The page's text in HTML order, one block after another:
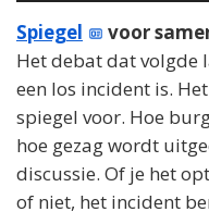
Spiegel
voor
Het debat dat volgde
een los incident is.
spiegel voor. Hoe
hoe gezag wordt
discussie. Of je het
of niet, het incident